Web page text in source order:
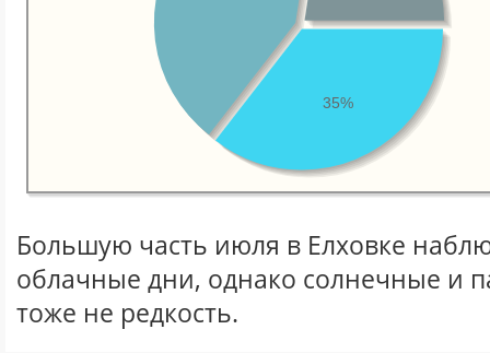
35%
Большую часть июля в Елховке
облачные дни, однако солнечные и
тоже не редкость.